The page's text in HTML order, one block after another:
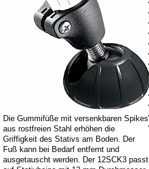
Die Gummifüße mit versenkbaren Spikes
aus rostfreien Stahl erhöhen die
Griffigkeit des Stativs am Boden. Der
Fuß kann bei Bedarf entfernt und
ausgetauscht werden. Der 12SCK3 passt